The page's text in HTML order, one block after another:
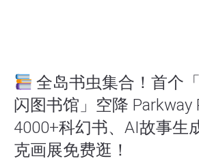
全岛书虫集合！首个
闪图书馆」空降 Parkway
4000+科幻书、AI故事生
克画展免费逛！